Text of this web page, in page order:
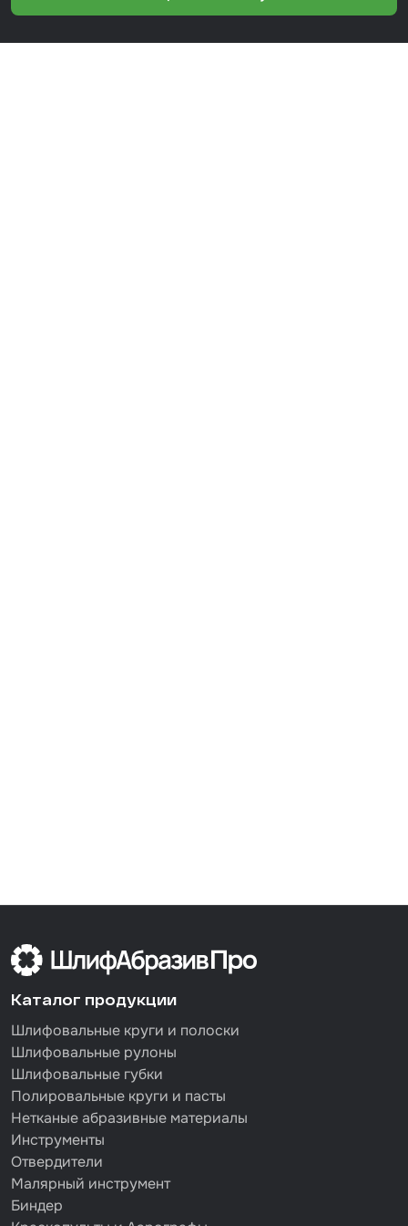
Каталог продукции
Шлифовальные круги и полоски
Шлифовальные рулоны
Шлифовальные губки
Полировальные круги и пасты
Нетканые абразивные материалы
Инструменты
Отвердители
Малярный инструмент
Биндер